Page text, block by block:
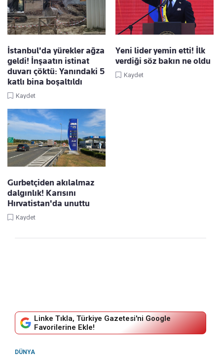
İstanbul'da yürekler ağza
geldi! İnşaatın istinat
duvarı çöktü: Yanındaki 5
katlı bina boşaltıldı
Kaydet
Yeni lider yemin etti! İlk
verdiği söz bakın ne oldu
Kaydet
Gurbetçiden akılalmaz
dalgınlık! Karısını
Hırvatistan'da unuttu
Kaydet
Linke Tıkla, Türkiye Gazetesi'ni Google
Favorilerine Ekle!
DÜNYA